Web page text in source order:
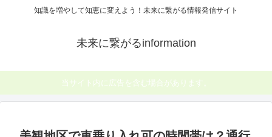
知識を増やして知恵に変えよう！未来に繋がる情報発信サイト
未来に繋がるinformation
当サイト内に広告を含む場合があります。